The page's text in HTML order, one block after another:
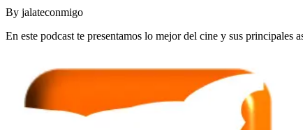
By jalateconmigo
En este podcast te presentamos lo mejor del cine y sus principales